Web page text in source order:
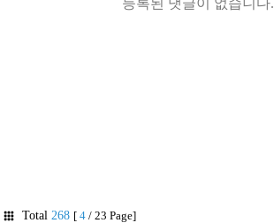
Total 268 [ 4 / 23 Page]